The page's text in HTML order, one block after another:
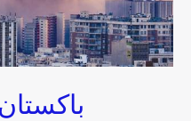
باكستان